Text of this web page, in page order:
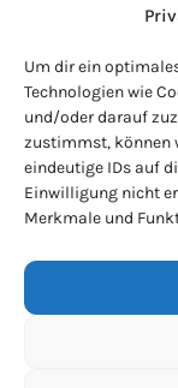
Um dir ein
Technologien wie
und/oder darauf
zustimmst, können
eindeutige IDs auf
Einwilligung nicht
Merkmale und
Ärmsten“
Ski-Stars in
Streif
Zuschauern...
Weiterlesen